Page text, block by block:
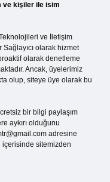
ve kişiler ile isim
ve İletişim
Sağlayıcı olarak hizmet
olarak denetleme
Ancak, üyelerimiz
olup, siteye üye olarak bu
bir bilgi paylaşım
aykırı olduğunu
adresine
sitemizden